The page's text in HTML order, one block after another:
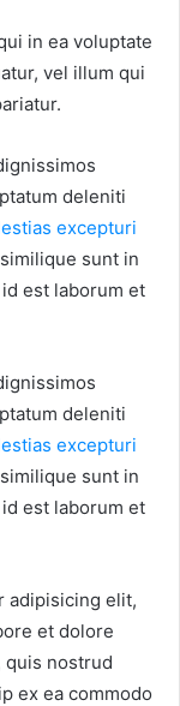
in ea voluptate
vel illum qui
deleniti
excepturi
sunt in
est laborum et
deleniti
excepturi
sunt in
est laborum et
adipisicing elit,
et dolore
quis nostrud
ex ea commodo